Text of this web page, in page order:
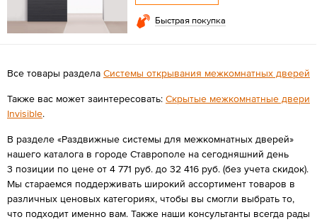
Быстрая покупка
Все товары раздела Системы открывания межкомнатных дверей
Также вас может заинтересовать: Скрытые межкомнатные двери
Invisible.
В разделе «Раздвижные системы для межкомнатных дверей»
нашего каталога в городе Ставрополе на сегодняшний день
3 позиции по цене от 4 771 руб. до 32 416 руб. (без учета скидок).
Мы стараемся поддерживать широкий ассортимент товаров в
различных ценовых категориях, чтобы вы смогли выбрать то,
что подходит именно вам. Также наши консультанты всегда рады